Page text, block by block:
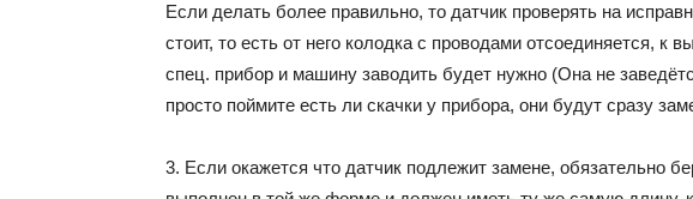
Если делать более правильно, то датчик проверять на
стоит, то есть от него колодка с проводами отсоединяется, к
спец. прибор и машину заводить будет нужно (Она не
просто поймите есть ли скачки у прибора, они будут сразу
3. Если окажется что датчик подлежит замене, обязательно